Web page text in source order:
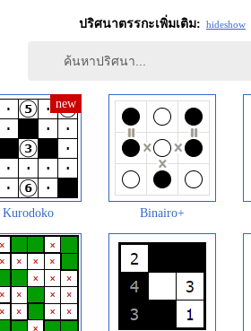
ปริศนาตรรกะเพิ่มเติม: hideshow
Kurodoko Binairo+